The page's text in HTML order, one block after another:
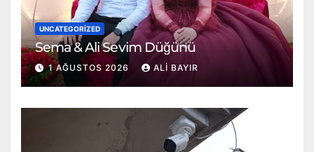
UNCATEGORIZED
Sema & Ali Sevim Düğünü
1 AĞUSTOS 2026 ALI BAYIR